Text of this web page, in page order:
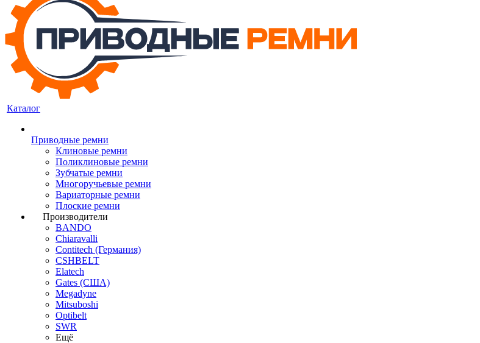
Каталог
Приводные ремни
Клиновые ремни
Поликлиновые ремни
Зубчатые ремни
Многоручьевые ремни
Вариаторные ремни
Плоские ремни
Производители
BANDO
Chiaravalli
Contitech (Германия)
CSHBELT
Elatech
Gates (США)
Megadyne
Mitsuboshi
Optibelt
SWR
Ещё